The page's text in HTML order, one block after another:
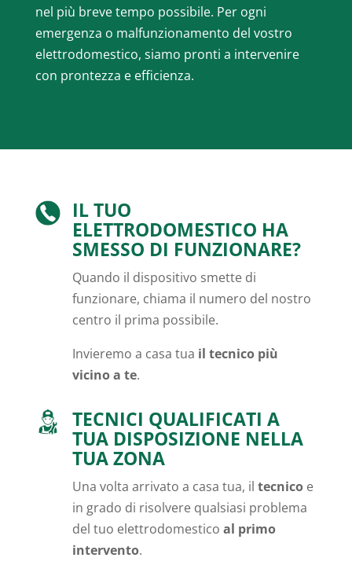
nel più breve tempo possibile. Per ogni
emergenza o malfunzionamento del vostro
elettrodomestico, siamo pronti a intervenire
con prontezza e efficienza.
IL TUO
ELETTRODOMESTICO HA
SMESSO DI FUNZIONARE?
Quando il dispositivo smette di
funzionare, chiama il numero del nostro
centro il prima possibile.
Invieremo a casa tua il tecnico più
vicino a te.
TECNICI QUALIFICATI A
TUA DISPOSIZIONE NELLA
TUA ZONA
Una volta arrivato a casa tua, il tecnicoe
in grado di risolvere qualsiasi problema
del tuo elettrodomestico al primo
intervento.